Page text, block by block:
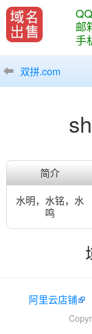
QQ
邮
手
双拼.com
简介
水明，水铭，水
鸣
阿里云店铺